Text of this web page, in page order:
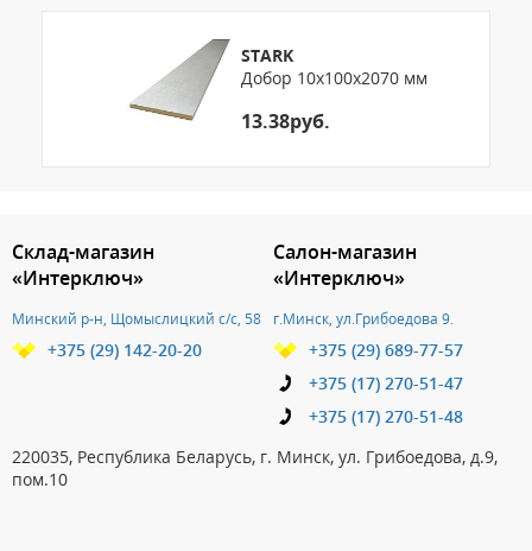
STARK
Добор 10х100х2070 мм
13.38руб.
Склад-магазин
«Интерключ»
Минский р-н, Щомыслицкий с/с, 58
+375 (29) 142-20-20
Салон-магазин
«Интерключ»
г.Минск, ул.Грибоедова 9.
+375 (29) 689-77-57
+375 (17) 270-51-47
+375 (17) 270-51-48
220035, Республика Беларусь, г. Минск, ул. Грибоедова, д.9,
пом.10